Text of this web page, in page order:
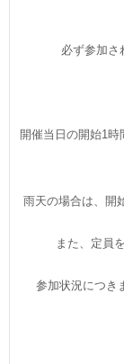
必ず参加さ
開催当日の開始1時
雨天の場合は、開
また、定員
参加状況につき